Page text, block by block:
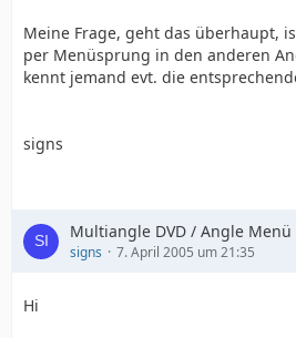
Meine Frage, geht das überhaupt,
per Menüsprung in den anderen
kennt jemand evt. die
signs
Multiangle DVD / Angle
signs 7. April 2005 um 21:35
Hi